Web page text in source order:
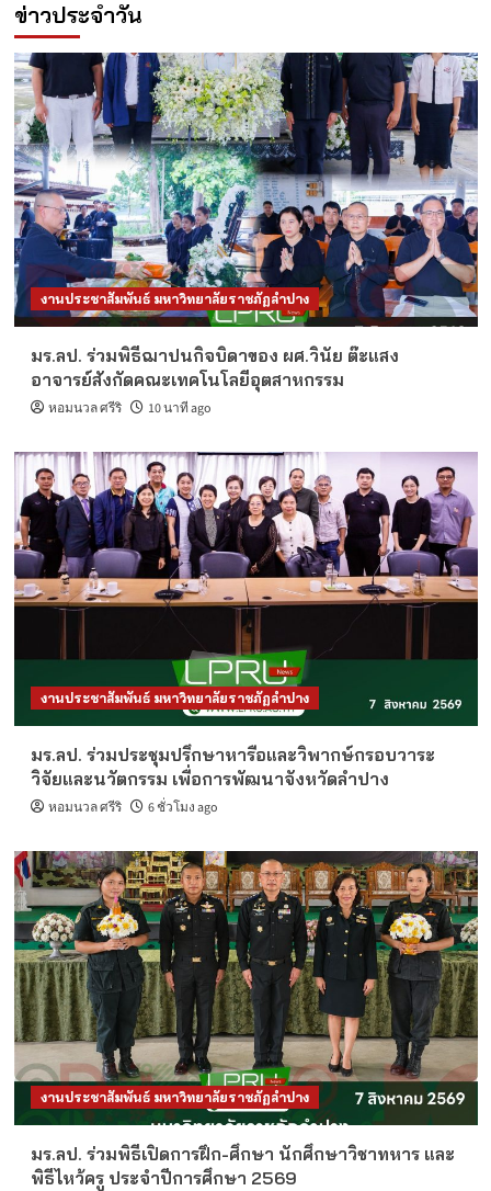
ข่าวประจำวัน
งานประชาสัมพันธ์ มหาวิทยาลัยราชภัฏลำปาง
มร.ลป. ร่วมพิธีฌาปนกิจบิดาของ ผศ.วินัย ต๊ะแสง
อาจารย์สังกัดคณะเทคโนโลยีอุตสาหกรรม
หอมนวล ศรีริ 10 นาที ago
งานประชาสัมพันธ์ มหาวิทยาลัยราชภัฏลำปาง
มร.ลป. ร่วมประชุมปรึกษาหารือและวิพากษ์กรอบวาระ
วิจัยและนวัตกรรม เพื่อการพัฒนาจังหวัดลำปาง
หอมนวล ศรีริ 6 ชั่วโมง ago
งานประชาสัมพันธ์ มหาวิทยาลัยราชภัฏลำปาง
มร.ลป. ร่วมพิธีเปิดการฝึก-ศึกษา นักศึกษาวิชาทหาร และ
พิธีไหว้ครู ประจำปีการศึกษา 2569